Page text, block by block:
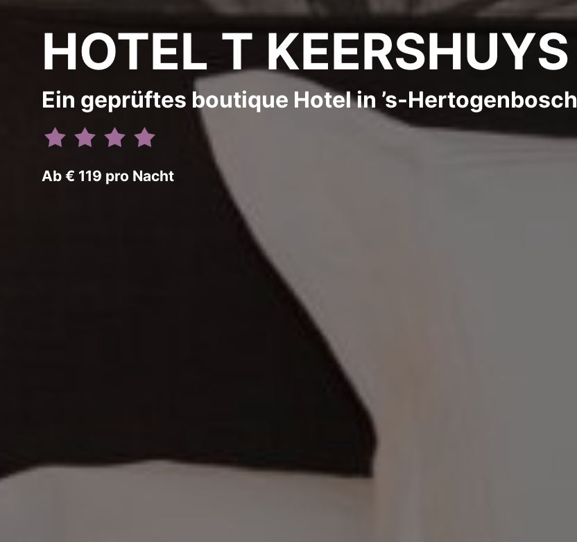
HOTEL T KEERSHUYS
Ein geprüftes boutique Hotel in ’s-Hertogenbosch
Ab € 119 pro Nacht